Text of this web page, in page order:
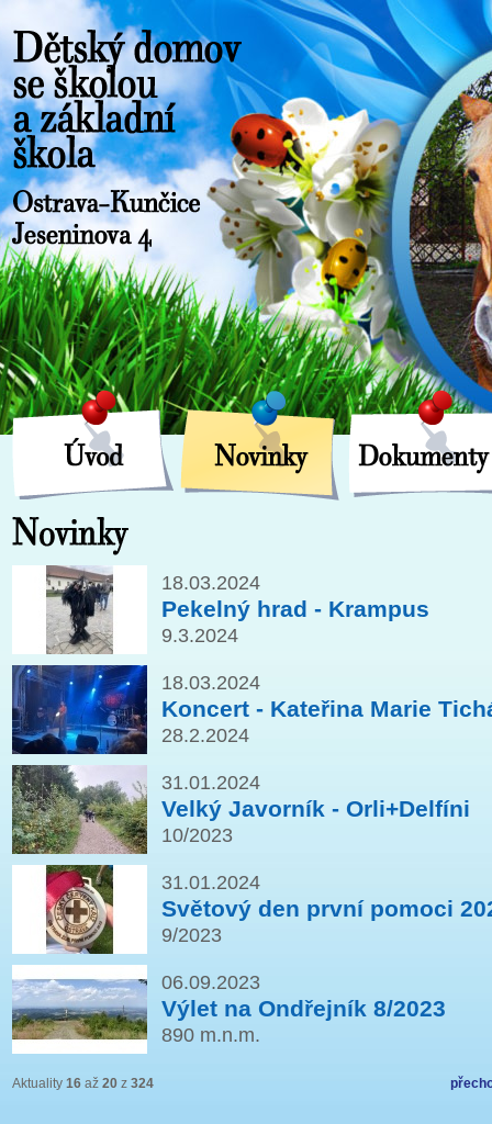
18.03.2024
Pekelný hrad - Krampus
9.3.2024
18.03.2024
Koncert - Kateřina Marie
28.2.2024
31.01.2024
Velký Javorník - Orli+Delfíni
10/2023
31.01.2024
Světový den první pomoci
9/2023
06.09.2023
Výlet na Ondřejník 8/2023
890 m.n.m.
Aktuality 16 až 20 z 324